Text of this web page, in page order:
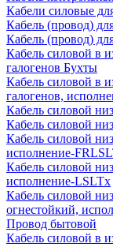
Кабели силовые
Кабель (провод)
Кабель (провод)
Кабель силовой в
галогенов Бухты
Кабель силовой в
галогенов,
Кабель силовой
Кабель силовой
Кабель силовой
исполнение-
Кабель силовой
исполнение-LSLTx
Кабель силовой
огнестойкий,
Провод бытовой
Кабель силовой в